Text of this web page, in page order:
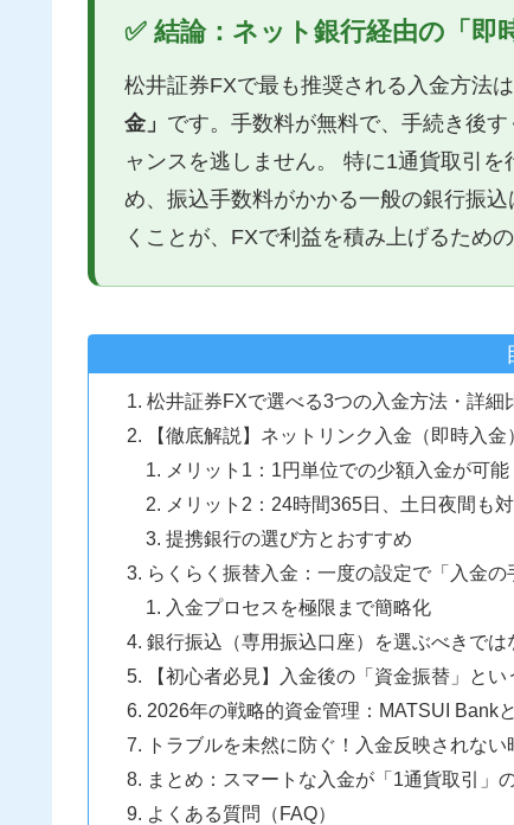
✅ 結論：ネット銀行経由の「即
松井証券FXで最も推奨される入金方法は
金」 です。手数料が無料で、手続き後
ャンスを逃しません。 特に1通貨取引
め、振込手数料がかかる一般の銀行振
くことが、FXで利益を積み上げるため
松井証券FXで選べる3つの入金方法・詳細
【徹底解説】ネットリンク入金（即時入
メリット1：1円単位での少額入金が可能
メリット2：24時間365日、土日夜間も
提携銀行の選び方とおすすめ
らくらく振替入金：一度の設定で「入金の
入金プロセスを極限まで簡略化
銀行振込（専用振込口座）を選ぶべきでは
【初心者必見】入金後の「資金振替」と
2026年の戦略的資金管理：MATSUI Bank
トラブルを未然に防ぐ！入金反映されない
まとめ：スマートな入金が「1通貨取引」
よくある質問（FAQ）